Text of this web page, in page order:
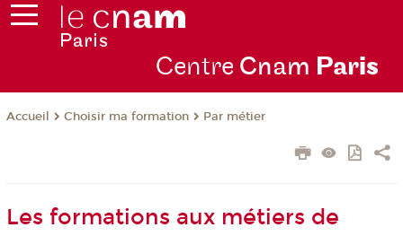
Centre Cnam Paris
Accueil Choisir ma formation Par métier
Les formations aux métiers de